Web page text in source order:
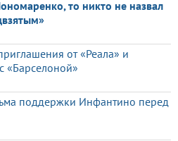
то никто не назвал
от «Реала» и
«Барселоной»
поддержки Инфантино перед